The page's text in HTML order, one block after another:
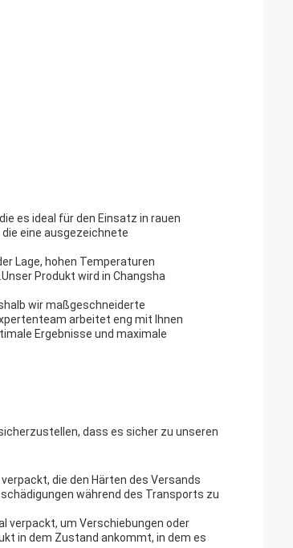
es ideal für den Einsatz in rauen
eine ausgezeichnete
Lage, hohen Temperaturen
Produkt wird in Changsha
wir maßgeschneiderte
arbeitet eng mit Ihnen
Ergebnisse und maximale
dass es sicher zu unseren
die den Härten des Versands
während des Transports zu
verpackt, um Verschiebungen oder
in dem Zustand ankommt, in dem es